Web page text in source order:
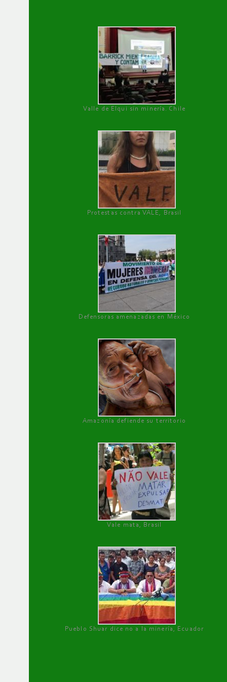
Valle de Elqui sin minería. Chile
Protestas contra VALE, Brasil
Defensoras amenazadas en México
Amazonía defiende su territorio
Vale mata, Brasil
Pueblo Shuar dice no a la minería, Ecuador